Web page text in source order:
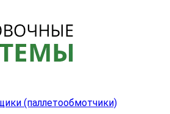
(паллетообмотчики)